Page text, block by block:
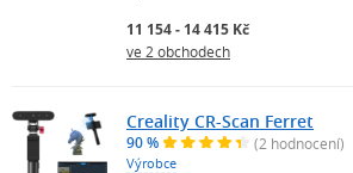
11 154 - 14 415 Kč
ve 2 obchodech
Creality CR-Scan Ferret
90 % (2 hodnocení)
Výrobce